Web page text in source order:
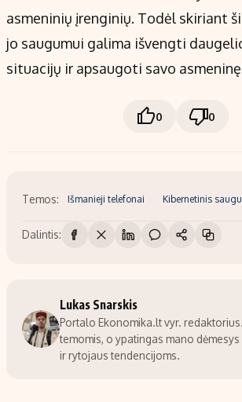
asmeninių įrenginių. Todėl skiriant
jo saugumui galima išvengti
situacijų ir apsaugoti savo
0 0
Temos: Išmanieji telefonai Kibernetinis
Dalintis:
Lukas Snarskis
Portalo Ekonomika.lt vyr.
temomis, o ypatingas mano
ir rytojaus tendencijoms.